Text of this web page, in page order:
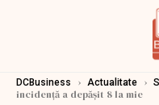
DCBusiness › Actualitate ›
incidență a depășit 8 la mie